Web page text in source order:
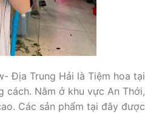
Địa Trung Hải là Tiệm hoa
Nằm ở khu vực An
Các sản phẩm tại đây